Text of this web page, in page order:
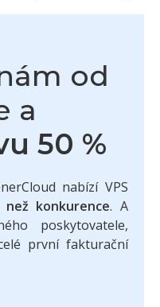
od
a
50 %
nabízí VPS
konkurence. A
poskytovatele,
první fakturační